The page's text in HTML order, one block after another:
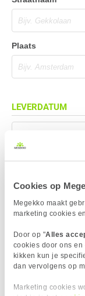
Cookies op
Megekko maakt
marketing cookies
Door op "Alles
cookies door ons
kikken kun je
dan vervolgens op
Marketing cookies
Plaats
LEVERDATUM
Bezorgadres is
Bezorging op
Afhalen op
Afhalen in